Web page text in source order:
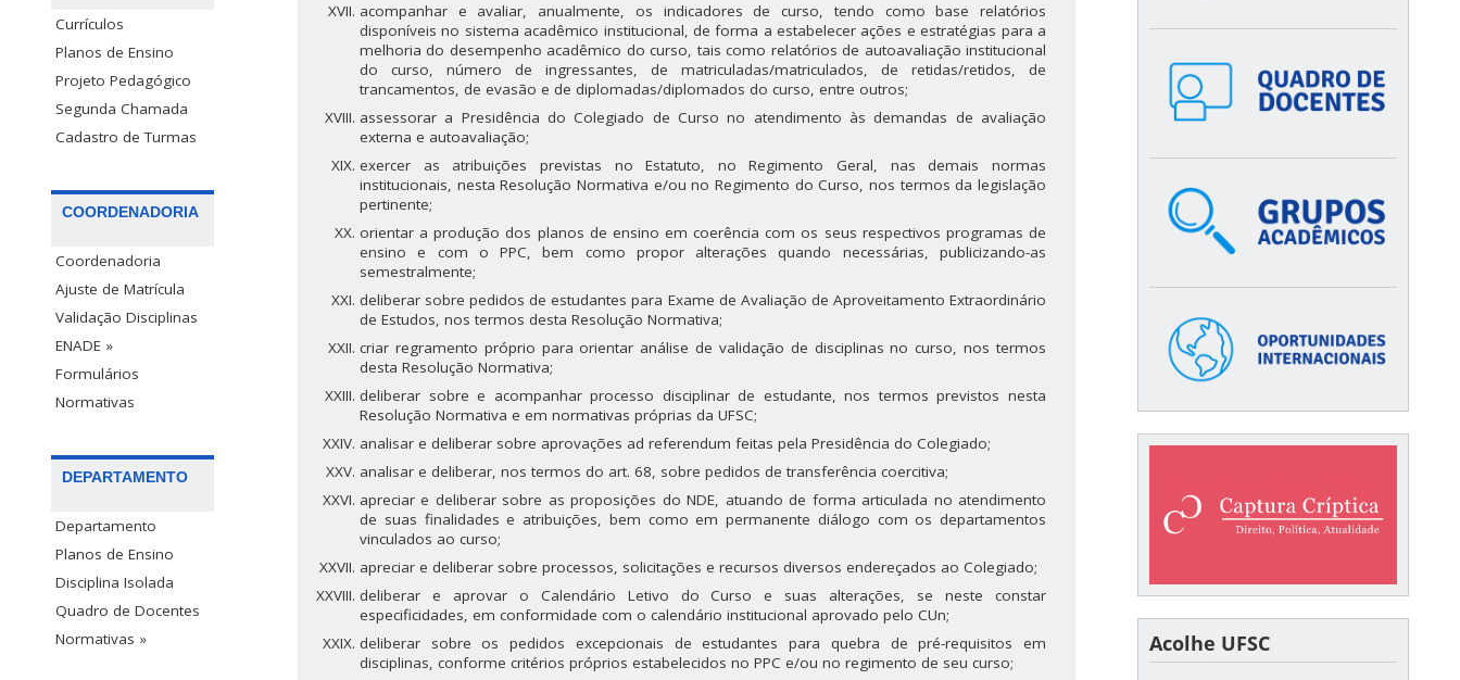
Currículos
Planos de Ensino
Projeto Pedagógico
Segunda Chamada
Cadastro de Turmas
COORDENADORIA
Coordenadoria
Ajuste de Matrícula
Validação Disciplinas
ENADE »
Formulários
Normativas
DEPARTAMENTO
Departamento
Planos de Ensino
Disciplina Isolada
Quadro de Docentes
Normativas »
acompanhar e avaliar, anualmente, os indicadores de curso, tendo como base relatórios
disponíveis no sistema acadêmico institucional, de forma a estabelecer ações e estratégias para a
melhoria do desempenho acadêmico do curso, tais como relatórios de autoavaliação institucional
do curso, número de ingressantes, de matriculadas/matriculados, de retidas/retidos, de
trancamentos, de evasão e de diplomadas/diplomados do curso, entre outros;
assessorar a Presidência do Colegiado de Curso no atendimento às demandas de avaliação
externa e autoavaliação;
exercer as atribuições previstas no Estatuto, no Regimento Geral, nas demais normas
institucionais, nesta Resolução Normativa e/ou no Regimento do Curso, nos termos da legislação
pertinente;
orientar a produção dos planos de ensino em coerência com os seus respectivos programas de
ensino e com o PPC, bem como propor alterações quando necessárias, publicizando-as
semestralmente;
deliberar sobre pedidos de estudantes para Exame de Avaliação de Aproveitamento Extraordinário
de Estudos, nos termos desta Resolução Normativa;
criar regramento próprio para orientar análise de validação de disciplinas no curso, nos termos
desta Resolução Normativa;
deliberar sobre e acompanhar processo disciplinar de estudante, nos termos previstos nesta
Resolução Normativa e em normativas próprias da UFSC;
analisar e deliberar sobre aprovações ad referendum feitas pela Presidência do Colegiado;
analisar e deliberar, nos termos do art. 68, sobre pedidos de transferência coercitiva;
apreciar e deliberar sobre as proposições do NDE, atuando de forma articulada no atendimento
de suas finalidades e atribuições, bem como em permanente diálogo com os departamentos
vinculados ao curso;
apreciar e deliberar sobre processos, solicitações e recursos diversos endereçados ao Colegiado;
deliberar e aprovar o Calendário Letivo do Curso e suas alterações, se neste constar
especificidades, em conformidade com o calendário institucional aprovado pelo CUn;
deliberar sobre os pedidos excepcionais de estudantes para quebra de pré-requisitos em
disciplinas, conforme critérios próprios estabelecidos no PPC e/ou no regimento de seu curso;
Acolhe UFSC